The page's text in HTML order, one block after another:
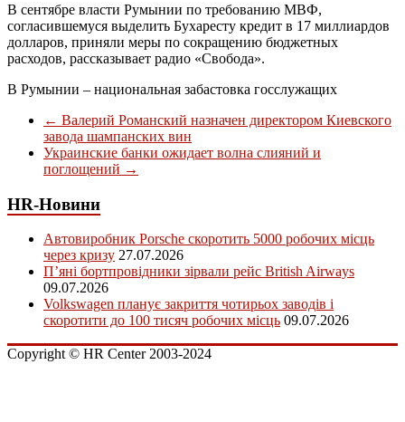
В сентябре власти Румынии по требованию МВФ,
согласившемуся выделить Бухаресту кредит в 17 миллиардов
долларов, приняли меры по сокращению бюджетных
расходов, рассказывает радио «Свобода».
В Румынии – национальная забастовка госслужащих
← Валерий Романский назначен директором Киевского
завода шампанских вин
Украинские банки ожидает волна слияний и
поглощений →
HR-Новини
Автовиробник Porsche скоротить 5000 робочих місць
через кризу 27.07.2026
П’яні бортпровідники зірвали рейс British Airways
09.07.2026
Volkswagen планує закриття чотирьох заводів і
скоротити до 100 тисяч робочих місць 09.07.2026
Copyright © HR Center 2003-2024